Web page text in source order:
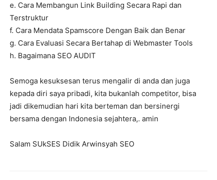
e. Cara Membangun Link Building Secara Rapi dan
Terstruktur
f. Cara Mendata Spamscore Dengan Baik dan Benar
g. Cara Evaluasi Secara Bertahap di Webmaster Tools
h. Bagaimana SEO AUDIT
Semoga kesuksesan terus mengalir di anda dan juga
kepada diri saya pribadi, kita bukanlah competitor, bisa
jadi dikemudian hari kita berteman dan bersinergi
bersama dengan Indonesia sejahtera,. amin
Salam SUkSES Didik Arwinsyah SEO